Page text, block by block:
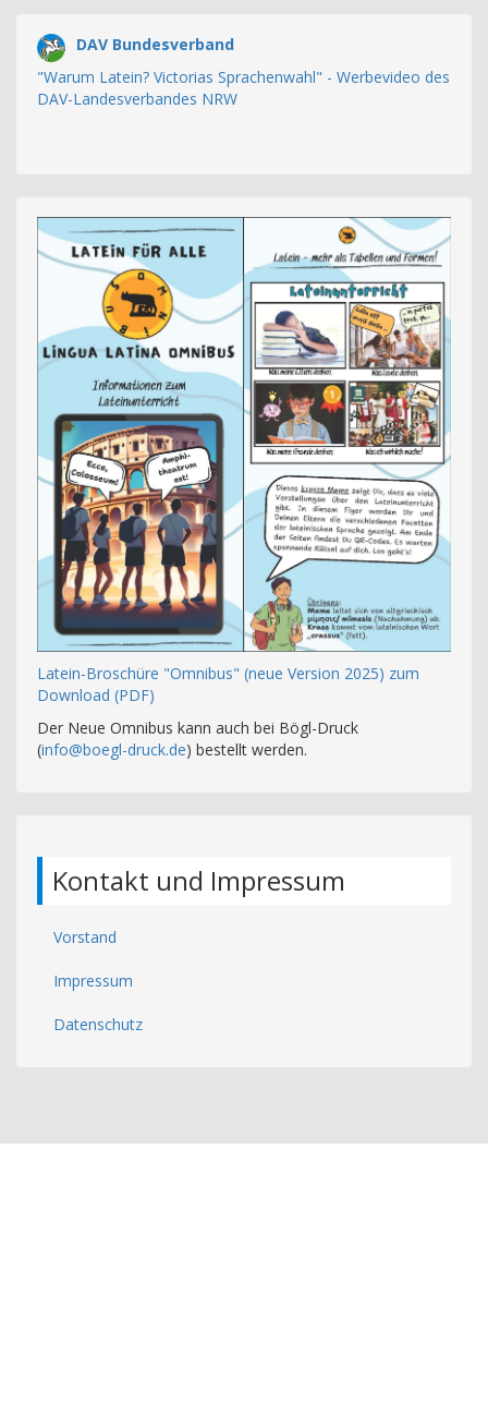
DAV Bundesverband
"Warum Latein? Victorias Sprachenwahl" - Werbevideo des
DAV-Landesverbandes NRW
Latein-Broschüre "Omnibus" (neue Version 2025) zum
Download (PDF)
Der Neue Omnibus kann auch bei Bögl-Druck
(info@boegl-druck.de) bestellt werden.
Kontakt und Impressum
Vorstand
Impressum
Datenschutz